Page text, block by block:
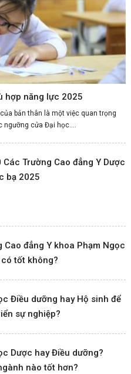
hợp năng lực 2025
bản thân là một việc quan trọng
ngưỡng cửa Đại học....
Các Trường Cao đẳng Y Dược
bạ 2025
Cao đẳng Y khoa Phạm Ngọc
tốt không?
Điều dưỡng hay Hộ sinh để
sự nghiệp?
Dược hay Điều dưỡng?
nào tốt hơn?